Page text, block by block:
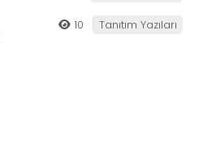
10 Tanıtım Yazıları